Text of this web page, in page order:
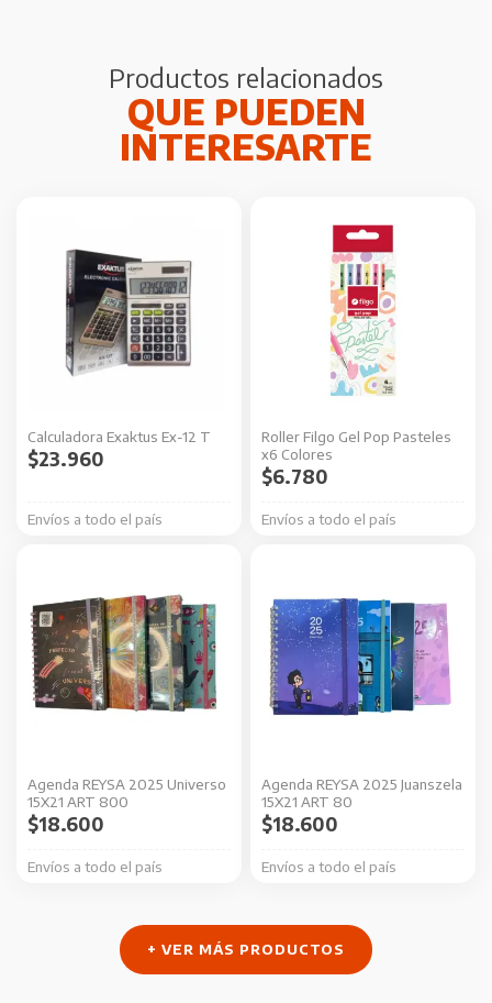
Productos relacionados
Calculadora Exaktus Ex-12 T
Envíos a todo el país
$23.960
Roller Filgo Gel Pop Pasteles
x6 Colores
Envíos a todo el país
$6.780
Agenda REYSA 2025 Universo
15X21 ART 800
Envíos a todo el país
$18.600
producto
tiene
múltiples
variantes.
Las
pueden
elegir
la
Agenda REYSA 2025 Juanszela
15X21 ART 80
Envíos a todo el país
$18.600
producto
tiene
múltiples
variantes.
Las
pueden
elegir
la
de
producto
+ VER MÁS PRODUCTOS